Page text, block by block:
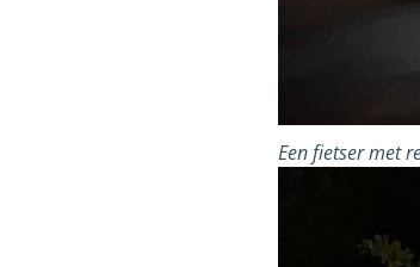
Een fietser met